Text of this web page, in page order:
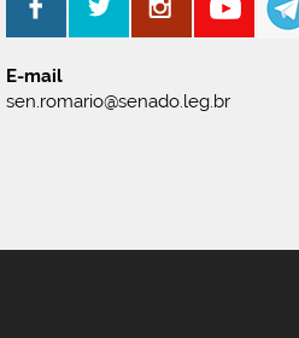
E-mail
sen.romario@senado.leg.br